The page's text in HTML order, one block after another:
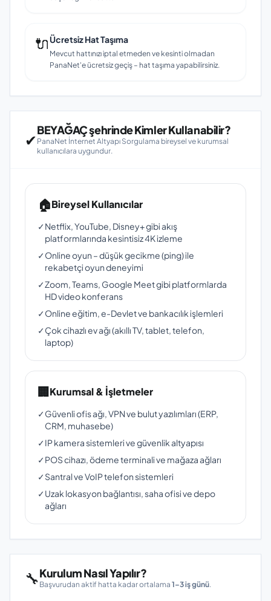
🔌Ücretsiz Hat Taşıma
Mevcut hattınızı iptal etmeden ve kesinti olmadan
PanaNet'e ücretsiz geçiş – hat taşıma yapabilirsiniz.
✔
BEYAĞAÇ şehrinde Kimler Kullanabilir?
PanaNet İnternet Altyapı Sorgulama bireysel ve kurumsal
kullanıcılara uygundur.
🏠Bireysel Kullanıcılar
✓Netflix, YouTube, Disney+ gibi akış
platformlarında kesintisiz 4K izleme
✓Online oyun – düşük gecikme (ping) ile
rekabetçi oyun deneyimi
✓Zoom, Teams, Google Meet gibi platformlarda
HD video konferans
✓Online eğitim, e-Devlet ve bankacılık işlemleri
✓Çok cihazlı ev ağı (akıllı TV, tablet, telefon,
laptop)
🏢Kurumsal & İşletmeler
✓Güvenli ofis ağı, VPN ve bulut yazılımları (ERP,
CRM, muhasebe)
✓IP kamera sistemleri ve güvenlik altyapısı
✓POS cihazı, ödeme terminali ve mağaza ağları
✓Santral ve VoIP telefon sistemleri
✓Uzak lokasyon bağlantısı, saha ofisi ve depo
ağları
🔧Kurulum Nasıl Yapılır?
Başvurudan aktif hatta kadar ortalama 1–3 iş günü.